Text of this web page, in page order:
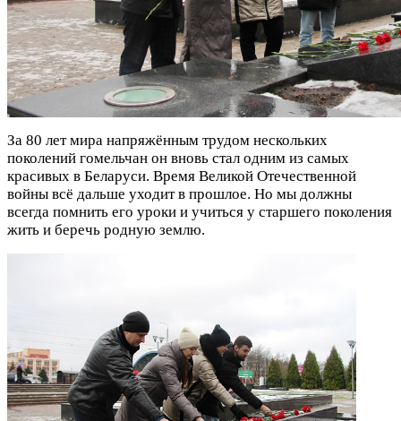
За 80 лет мира напряжённым трудом нескольких
поколений гомельчан он вновь стал одним из самых
красивых в Беларуси. Время Великой Отечественной
войны всё дальше уходит в прошлое. Но мы должны
всегда помнить его уроки и учиться у старшего поколения
жить и беречь родную землю.